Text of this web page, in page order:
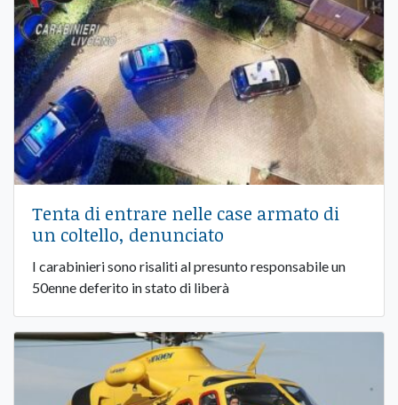
Tenta di entrare nelle case armato di
un coltello, denunciato
I carabinieri sono risaliti al presunto responsabile un
50enne deferito in stato di liberà